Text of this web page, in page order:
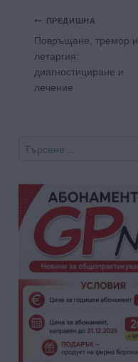
Навигация
ПРЕДИШНА
Повръщане, тремор и
летаргия:
диагностициране и
лечение
Търсене